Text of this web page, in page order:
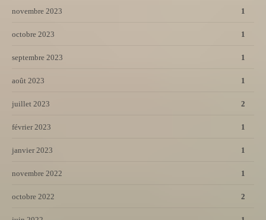
novembre 2023 1
octobre 2023 1
septembre 2023 1
août 2023 1
juillet 2023 2
février 2023 1
janvier 2023 1
novembre 2022 1
octobre 2022 2